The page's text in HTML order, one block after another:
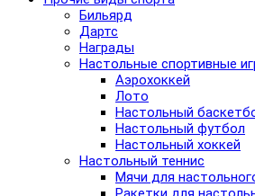
Бильярд
Дартс
Награды
Настольные спортивные
Аэрохоккей
Лото
Настольный
Настольный футбол
Настольный хоккей
Настольный теннис
Мячи для